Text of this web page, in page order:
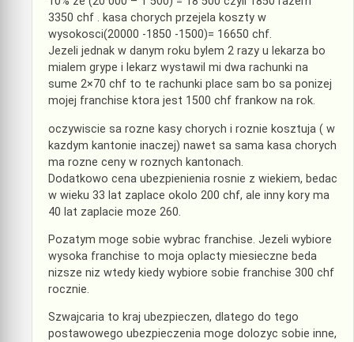
3350 chf . kasa chorych przejela koszty w
wysokosci(20000 -1850 -1500)= 16650 chf.
Jezeli jednak w danym roku bylem 2 razy u lekarza bo
mialem grype i lekarz wystawil mi dwa rachunki na
sume 2×70 chf to te rachunki place sam bo sa ponizej
mojej franchise ktora jest 1500 chf frankow na rok.
oczywiscie sa rozne kasy chorych i roznie kosztuja ( w
kazdym kantonie inaczej) nawet sa sama kasa chorych
ma rozne ceny w roznych kantonach.
Dodatkowo cena ubezpienienia rosnie z wiekiem, bedac
w wieku 33 lat zaplace okolo 200 chf, ale inny kory ma
40 lat zaplacie moze 260.
Pozatym moge sobie wybrac franchise. Jezeli wybiore
wysoka franchise to moja oplacty miesieczne beda
nizsze niz wtedy kiedy wybiore sobie franchise 300 chf
rocznie.
Szwajcaria to kraj ubezpieczen, dlatego do tego
postawowego ubezpieczenia moge dolozyc sobie inne,